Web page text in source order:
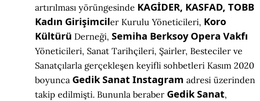
artırılması yörüngesinde KAGİDER, KASFAD, TOBB
Kadın Girişimciler Kurulu Yöneticileri, Koro
Kültürü Derneği, Semiha Berksoy Opera Vakfı
Yöneticileri, Sanat Tarihçileri, Şairler, Besteciler ve
Sanatçılarla gerçekleşen keyifli sohbetleri Kasım 2020
boyunca Gedik Sanat Instagram adresi üzerinden
takip edilmişti. Bununla beraber Gedik Sanat,